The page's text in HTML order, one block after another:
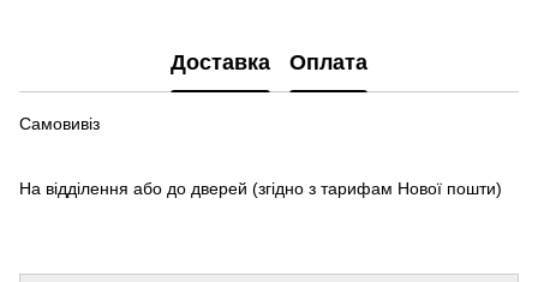
Доставка Оплата
Самовивіз
На відділення або до дверей (згідно з тарифам Нової пошти)